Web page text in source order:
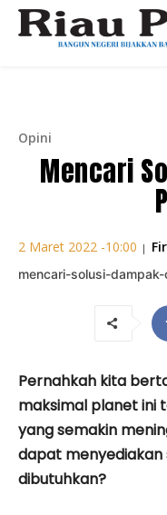
Opini
Mencari
2 Maret 2022 -10:00 |
mencari-solusi-
Pernahkah kita
maksimal planet ini
yang semakin
dapat
dibutuhkan?